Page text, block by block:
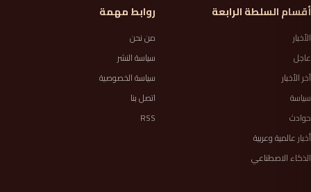
أقسام السلطة الرابعة
الأخبار
عاجل
آخر الأخبار
سياسة
حوادث
أخبار عالمية وعربية
الذكاء الاصطناعي
روابط مهمة
من نحن
سياسة النشر
سياسة الخصوصية
اتصل بنا
RSS